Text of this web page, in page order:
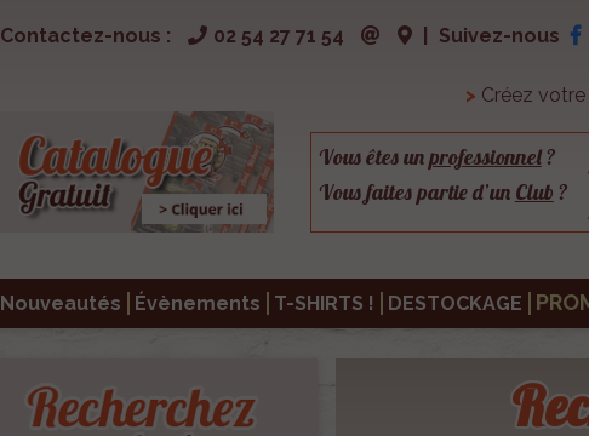
Contactez-nous : 02 54 27 71 54 Suivez-nous
> Créez
Vous êtes unprofessionnel?
Vous faites partie d’un Club ?
Nouveautés Évènements T-SHIRTS ! DESTOCKAGE